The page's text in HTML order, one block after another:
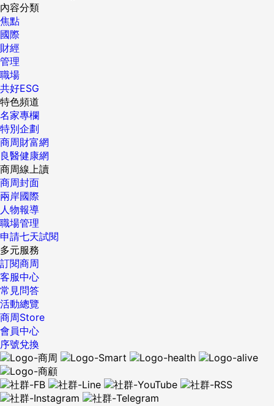
內容分類
焦點
國際
財經
管理
職場
共好ESG
特色頻道
名家專欄
特別企劃
商周財富網
良醫健康網
商周線上讀
商周封面
兩岸國際
人物報導
職場管理
申請七天試閱
多元服務
訂閱商周
客服中心
常見問答
活動總覽
商周Store
會員中心
序號兌換